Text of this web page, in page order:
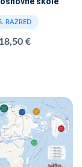
RAZRED
18,50 €